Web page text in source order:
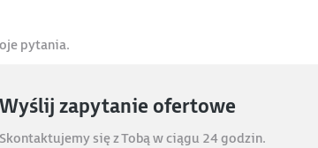
pytania.
Wyślij zapytanie ofertowe
Skontaktujemy się z Tobą w ciągu 24 godzin.